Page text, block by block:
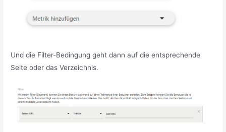
Und die Filter-Bedingung geht dann auf die entsprechende
Seite oder das Verzeichnis.